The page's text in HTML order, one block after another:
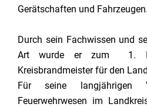
Gerätschaften und Fahrzeugen.
Durch sein Fachwissen und
Art wurde er zum
1.
Kreisbrandmeister für den
Für seine langjährigen
Feuerwehrwesen im